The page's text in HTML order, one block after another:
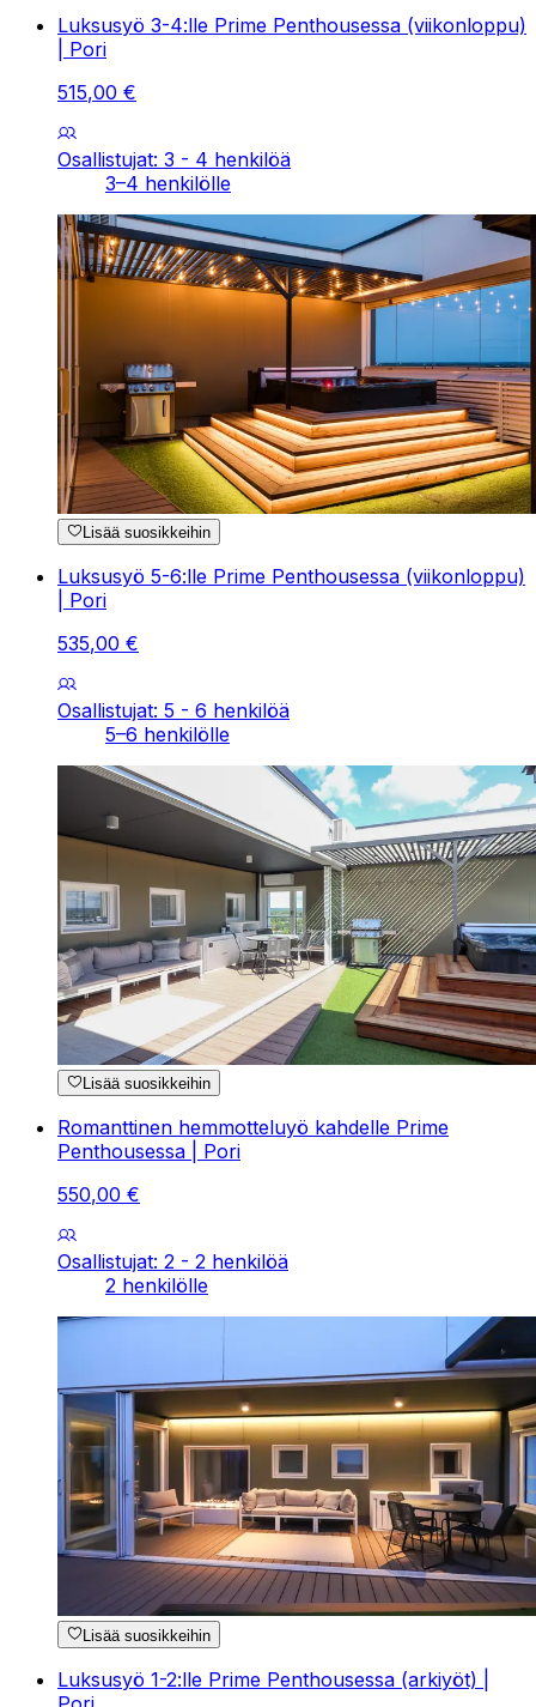
Luksusyö 3-4:lle Prime Penthousessa (viikonloppu)
| Pori
515,00 €
Osallistujat: 3 - 4 henkilöä
3–4 henkilölle
Lisää suosikkeihin
Luksusyö 5-6:lle Prime Penthousessa (viikonloppu)
| Pori
535,00 €
Osallistujat: 5 - 6 henkilöä
5–6 henkilölle
Lisää suosikkeihin
Romanttinen hemmotteluyö kahdelle Prime
Penthousessa | Pori
550,00 €
Osallistujat: 2 - 2 henkilöä
2 henkilölle
Lisää suosikkeihin
Luksusyö 1-2:lle Prime Penthousessa (arkiyöt) |